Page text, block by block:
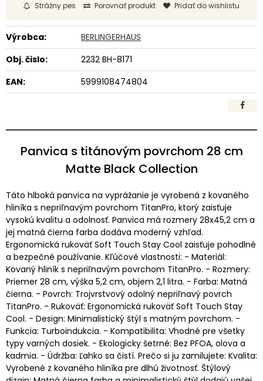
Strážny pes Porovnať produkt Pridať do wishlistu
Výrobca:
BERLINGERHAUS
Obj. čislo:
2232 BH-8171
EAN:
5999108474804
Panvica s titánovým povrchom 28 cm
Matte Black Collection
Táto hlboká panvica na vyprážanie je vyrobená z kovaného
hliníka s nepriľnavým povrchom TitanPro, ktorý zaisťuje
vysokú kvalitu a odolnosť. Panvica má rozmery 28x45,2 cm a
jej matná čierna farba dodáva moderný vzhľad.
Ergonomická rukoväť Soft Touch Stay Cool zaisťuje pohodlné
a bezpečné používanie. Kľúčové vlastnosti: - Materiál:
Kovaný hliník s nepriľnavým povrchom TitanPro. - Rozmery:
Priemer 28 cm, výška 5,2 cm, objem 2,1 litra. - Farba: Matná
čierna. - Povrch: Trojvrstvový odolný nepriľnavý povrch
TitanPro. - Rukoväť: Ergonomická rukoväť Soft Touch Stay
Cool. - Design: Minimalistický štýl s matným povrchom. -
Funkcia: Turboindukcia. - Kompatibilita: Vhodné pre všetky
typy varných dosiek. - Ekologicky šetrné: Bez PFOA, olova a
kadmia. - Údržba: Ľahko sa čistí. Prečo si ju zamilujete: Kvalita:
Vyrobené z kovaného hliníka pre dlhú životnosť. Štýlový